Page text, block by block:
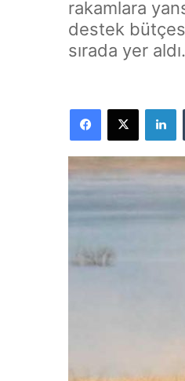
rakamlara
destek
sırada yer aldı.